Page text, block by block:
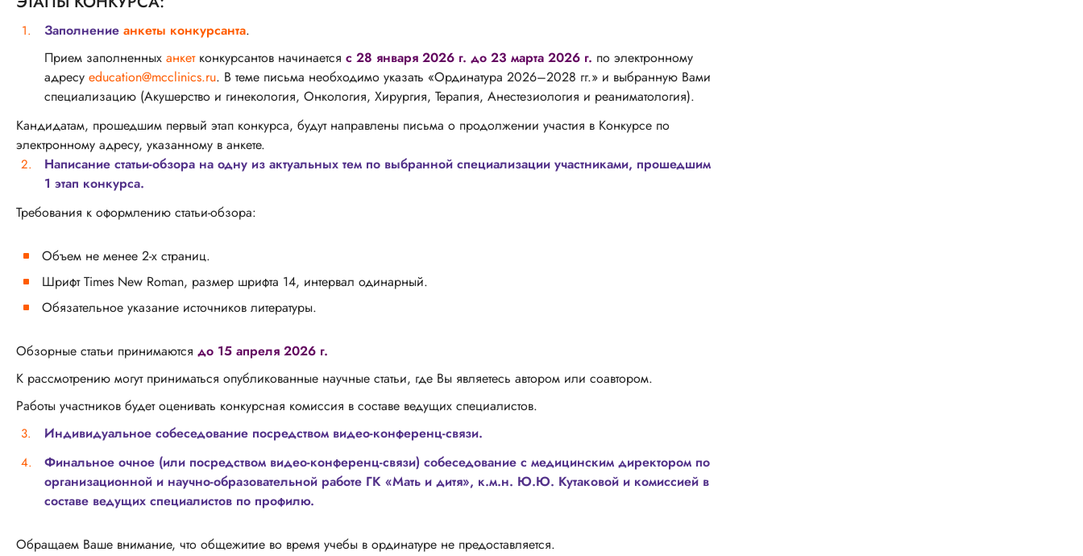
Заполнение анкеты конкурсанта.
Прием заполненных анкетконкурсантов начинается с 28 января 2026 г. до 23 марта 2026 г. по электронному
адресу education@mcclinics.ru. В теме письма необходимо указать «Ординатура 2026–2028 гг.» и выбранную Вами
специализацию (Акушерство и гинекология, Онкология, Хирургия, Терапия, Анестезиология и реаниматология).
Кандидатам, прошедшим первый этап конкурса, будут направлены письма о продолжении участия в Конкурсе по
электронному адресу, указанному в анкете.
Написание статьи-обзора на одну из актуальных тем по выбранной специализации участниками, прошедшим
1 этап конкурса.
Требования к оформлению статьи-обзора:
Объем не менее 2-х страниц.
Шрифт Times New Roman, размер шрифта 14, интервал одинарный.
Обязательное указание источников литературы.
Обзорные статьи принимаются до 15 апреля 2026 г.
К рассмотрению могут приниматься опубликованные научные статьи, где Вы являетесь автором или соавтором.
Работы участников будет оценивать конкурсная комиссия в составе ведущих специалистов.
Индивидуальное собеседование посредством видео-конференц-связи.
Финальное очное (или посредством видео-конференц-связи) собеседование с медицинским директором по
организационной и научно-образовательной работе ГК «Мать и дитя», к.м.н. Ю.Ю. Кутаковой и комиссией в
составе ведущих специалистов по профилю.
Обращаем Ваше внимание, что общежитие во время учебы в ординатуре не предоставляется.